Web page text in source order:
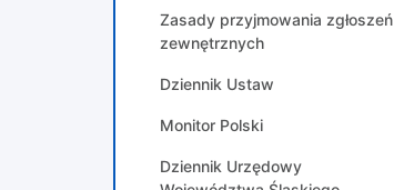
Zasady przyjmowania zgłoszeń
zewnętrznych
Dziennik Ustaw
Monitor Polski
Dziennik Urzędowy